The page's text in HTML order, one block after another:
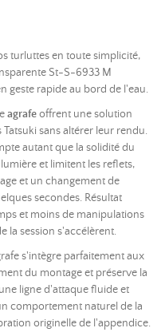
turluttes en toute simplicité,
St-S-6933 M
geste rapide au bord de l'eau.
agrafeoffrent une solution
sans altérer leur rendu.
autant que la solidité du
et limitent les reflets,
et un changement de
secondes. Résultat
et moins de manipulations
la session s'accélèrent.
s'intègre parfaitement aux
du montage et préserve la
ligne d'attaque fluide et
comportement naturel de la
originelle de l'appendice.